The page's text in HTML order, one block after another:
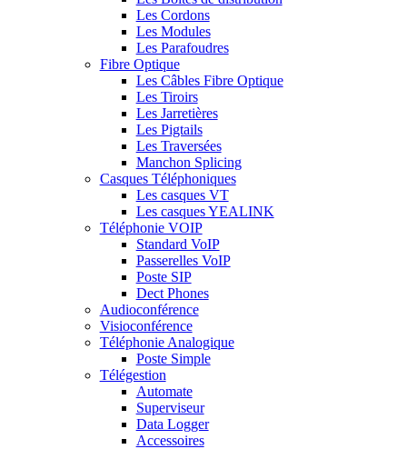
Les Cordons
Les Modules
Les Parafoudres
Fibre Optique
Les Câbles Fibre Optique
Les Tiroirs
Les Jarretières
Les Pigtails
Les Traversées
Manchon Splicing
Casques Téléphoniques
Les casques VT
Les casques YEALINK
Téléphonie VOIP
Standard VoIP
Passerelles VoIP
Poste SIP
Dect Phones
Audioconférence
Visioconférence
Téléphonie Analogique
Poste Simple
Télégestion
Automate
Superviseur
Data Logger
Accessoires